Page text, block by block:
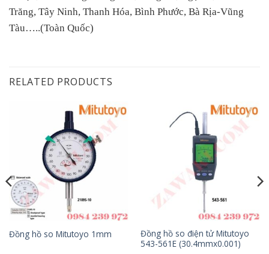
Trăng, Tây Ninh, Thanh Hóa, Bình Phước, Bà Rịa-Vũng
Tàu…..(Toàn Quốc)
RELATED PRODUCTS
Đồng hồ so Mitutoyo 1mm
Đồng hồ so điện tử Mitutoyo
543-561E (30.4mmx0.001)